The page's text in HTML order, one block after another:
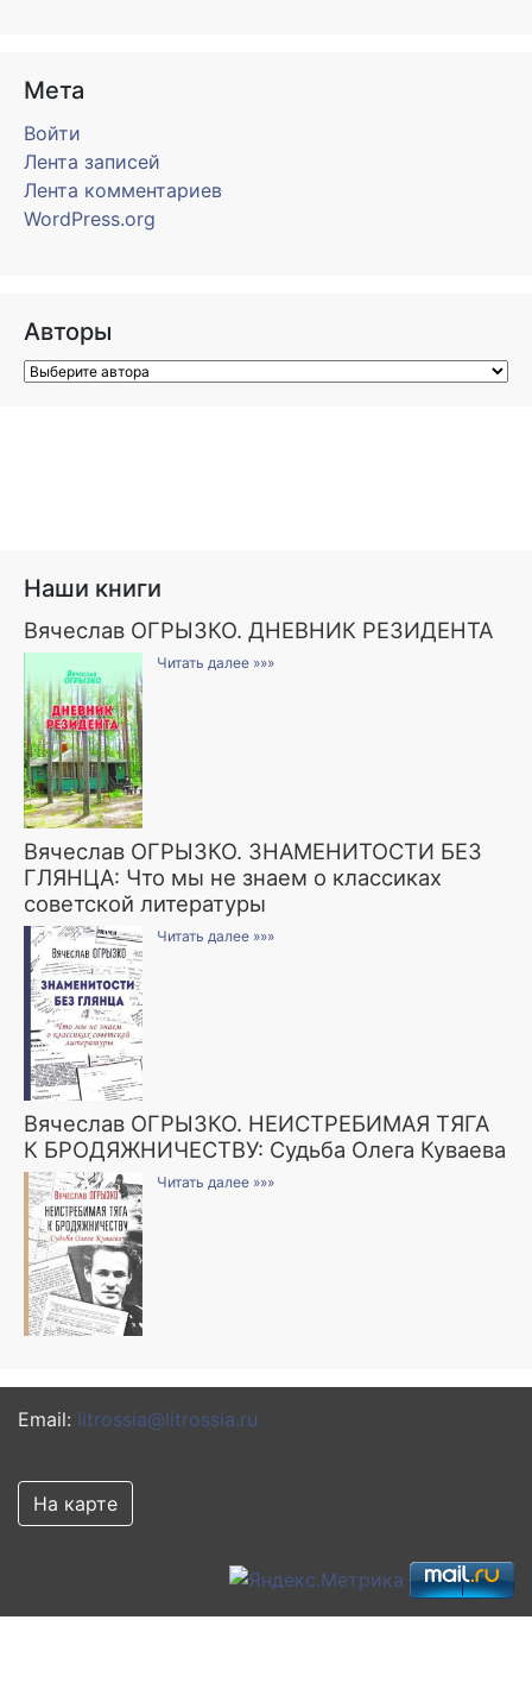
Мета
Войти
Лента записей
Лента комментариев
WordPress.org
Авторы
Наши книги
Вячеслав ОГРЫЗКО. ДНЕВНИК РЕЗИДЕНТА
Читать далее »»»
Вячеслав ОГРЫЗКО. ЗНАМЕНИТОСТИ БЕЗ
ГЛЯНЦА: Что мы не знаем о классиках
советской литературы
Читать далее »»»
Вячеслав ОГРЫЗКО. НЕИСТРЕБИМАЯ ТЯГА
К БРОДЯЖНИЧЕСТВУ: Судьба Олега Куваева
Читать далее »»»
Email: litrossia@litrossia.ru
На карте